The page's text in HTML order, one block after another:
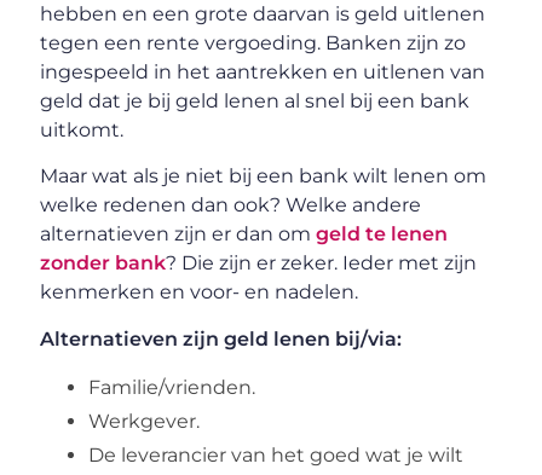
hebben en een grote daarvan is geld uitlenen
tegen een rente vergoeding. Banken zijn zo
ingespeeld in het aantrekken en uitlenen van
geld dat je bij geld lenen al snel bij een bank
uitkomt.
Maar wat als je niet bij een bank wilt lenen om
welke redenen dan ook? Welke andere
alternatieven zijn er dan omgeld te lenen
zonder bank? Die zijn er zeker. Ieder met zijn
kenmerken en voor- en nadelen.
Alternatieven zijn geld lenen bij/via:
Familie/vrienden.
Werkgever.
De leverancier van het goed wat je wilt